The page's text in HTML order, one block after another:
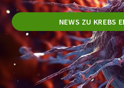
NEWS ZU KREBS